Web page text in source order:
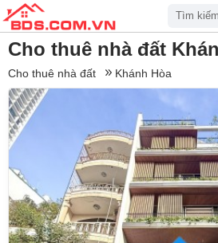
Cho thuê nhà đất
Cho thuê nhà đất Khánh Hòa
Tìm